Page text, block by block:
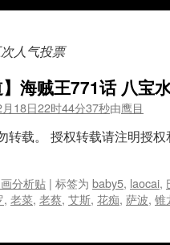
人气投票
】海贼王771话 八宝
18日22时44分37秒由鹰目
转载。 授权转载请注明
分析贴 | 标签为 baby5, laocai,
, 老菜, 老蔡, 艾斯, 花痴, 萨波, 锥